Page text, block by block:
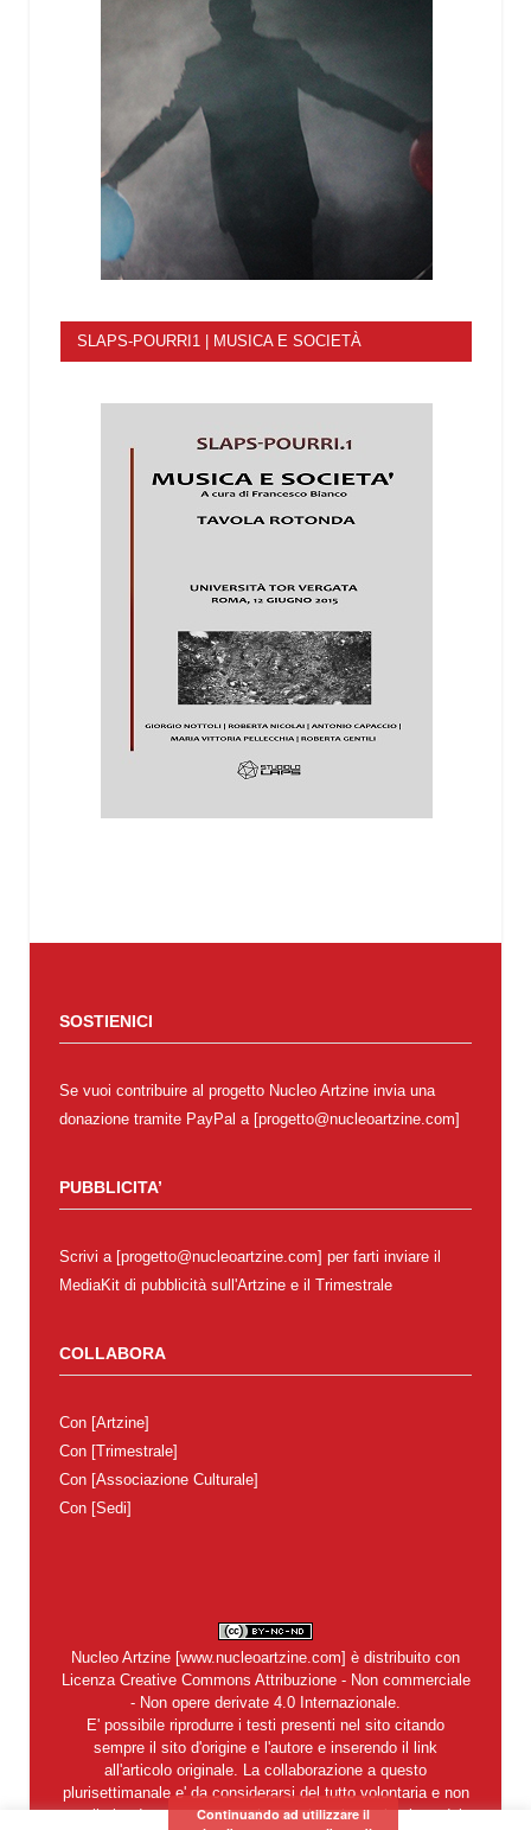
SLAPS-POURRI1 | MUSICA E SOCIETÀ
SOSTIENICI
Se vuoi contribuire al progetto Nucleo Artzine invia una
donazione tramite PayPal a [progetto@nucleoartzine.com]
PUBBLICITA’
Scrivi a [progetto@nucleoartzine.com] per farti inviare il
MediaKit di pubblicità sull'Artzine e il Trimestrale
COLLABORA
Con [Artzine]
Con [Trimestrale]
Con [Associazione Culturale]
Con [Sedi]
Nucleo Artzine [www.nucleoartzine.com] è distribuito con
Licenza Creative Commons Attribuzione - Non commerciale
- Non opere derivate 4.0 Internazionale.
E' possibile riprodurre i testi presenti nel sito citando
sempre il sito d'origine e l'autore e inserendo il link
all'articolo originale. La collaborazione a questo
plurisettimanale e' da considerarsi del tutto volontaria e non
retribuita. In nessun caso si garantisce la restituzione dei
Continuando ad utilizzare il